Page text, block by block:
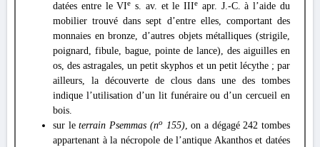
datées entre le VIe s. av. et le IIIe apr. J.-C. à l’aide du
mobilier trouvé dans sept d’entre elles, comportant des
monnaies en bronze, d’autres objets métalliques (strigile,
poignard, fibule, bague, pointe de lance), des aiguilles en
os, des astragales, un petit skyphos et un petit lécythe ; par
ailleurs, la découverte de clous dans une des tombes
indique l’utilisation d’un lit funéraire ou d’un cercueil en
bois.
sur leterrain Psemmas (no155), on a dégagé 242 tombes
appartenant à la nécropole de l’antique Akanthos et datées